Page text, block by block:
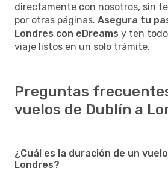
directamente con nosotros, sin
por otras páginas. Asegura tu
Londres con eDreams y ten
viaje listos en un solo trámite.
Preguntas
vuelos de Dublín a
¿Cuál es la duración de un
Londres?